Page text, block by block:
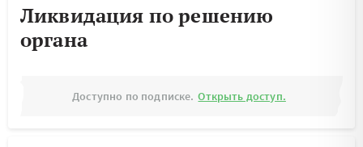
Ликвидация по решению
органа
Доступно по подписке. Открыть доступ.